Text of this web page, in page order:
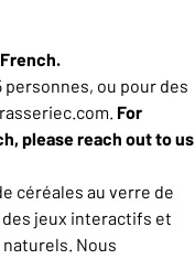
ou pour des
For
please reach out to us
céréales au verre de
jeux interactifs et
Nous